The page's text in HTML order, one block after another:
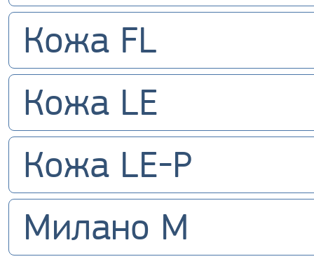
Кожа FL
Кожа LE
Кожа LE-P
Милано M